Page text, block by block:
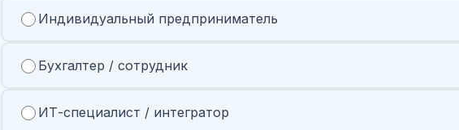
Индивидуальный предприниматель
Бухгалтер / сотрудник
ИТ-специалист / интегратор